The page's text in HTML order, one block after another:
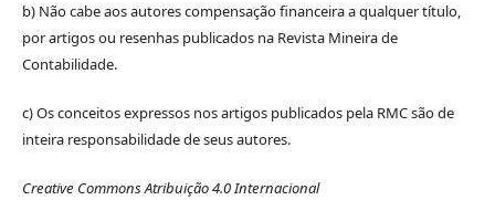
b) Não cabe aos autores compensação financeira a qualquer título,
por artigos ou resenhas publicados na Revista Mineira de
Contabilidade.
c) Os conceitos expressos nos artigos publicados pela RMC são de
inteira responsabilidade de seus autores.
Creative Commons Atribuição 4.0 Internacional